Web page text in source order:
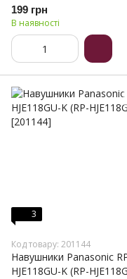
199 грн
В наявності
3
Код товару: 201144
Навушники Panasonic
HJE118GU-K (RP-